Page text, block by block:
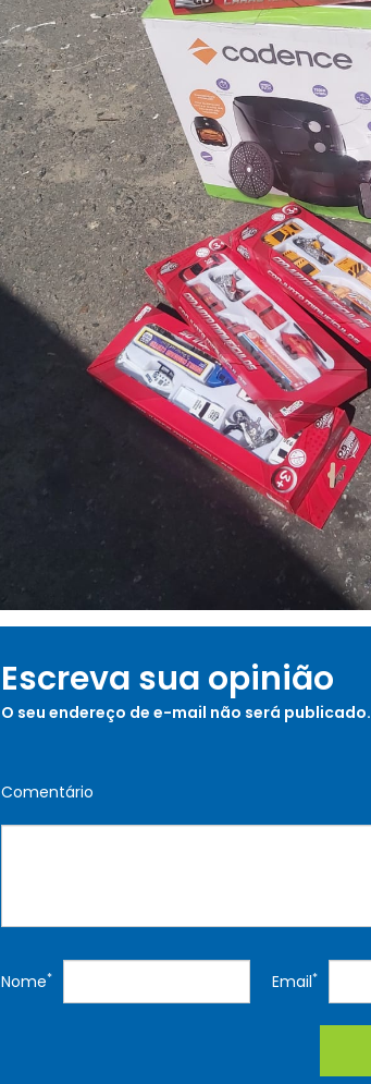
Escreva sua opinião
O seu endereço de e-mail não será publicado.
Comentário
Nome* Email*